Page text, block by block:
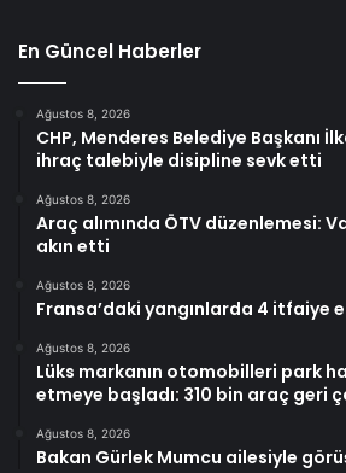
En Güncel Haberler
Ağustos 8, 2026
CHP, Menderes Belediye Başkanı
ihraç talebiyle disipline sevk etti
Ağustos 8, 2026
Araç alımında ÖTV düzenlemesi:
akın etti
Ağustos 8, 2026
Fransa’daki yangınlarda 4 itfaiye
Ağustos 8, 2026
Lüks markanın otomobilleri park
etmeye başladı: 310 bin araç geri
Ağustos 8, 2026
Bakan Gürlek Mumcu ailesiyle